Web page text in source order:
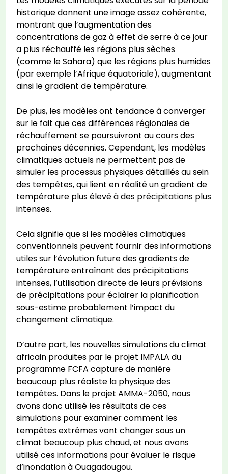
historique donnent une image assez cohérente,
montrant que l’augmentation des
concentrations de gaz à effet de serre à ce jour
a plus réchauffé les régions plus sèches
(comme le Sahara) que les régions plus humides
(par exemple l’Afrique équatoriale), augmentant
ainsi le gradient de température.
De plus, les modèles ont tendance à converger
sur le fait que ces différences régionales de
réchauffement se poursuivront au cours des
prochaines décennies. Cependant, les modèles
climatiques actuels ne permettent pas de
simuler les processus physiques détaillés au sein
des tempêtes, qui lient en réalité un gradient de
température plus élevé à des précipitations plus
intenses.
Cela signifie que si les modèles climatiques
conventionnels peuvent fournir des informations
utiles sur l’évolution future des gradients de
température entraînant des précipitations
intenses, l’utilisation directe de leurs prévisions
de précipitations pour éclairer la planification
sous-estime probablement l’impact du
changement climatique.
D’autre part, les nouvelles simulations du climat
africain produites par le projet IMPALA du
programme FCFA capture de manière
beaucoup plus réaliste la physique des
tempêtes. Dans le projet AMMA-2050, nous
avons donc utilisé les résultats de ces
simulations pour examiner comment les
tempêtes extrêmes vont changer sous un
climat beaucoup plus chaud, et nous avons
utilisé ces informations pour évaluer le risque
d’inondation à Ouagadougou.